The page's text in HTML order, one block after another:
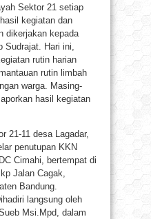
Sektor 21 setiap
kegiatan dan
dikerjakan kepada
Sudrajat. Hari ini,
rutin harian
rutin limbah
warga. Masing-
hasil kegiatan
21-11 desa Lagadar,
penutupan KKN
Cimahi, bertempat di
Jalan Cagak,
Bandung.
langsung oleh
Msi.Mpd, dalam